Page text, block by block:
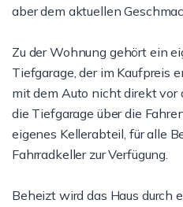
aber dem aktuellen
Zu der Wohnung gehört ein
Tiefgarage, der im Kaufpreis
mit dem Auto nicht direkt vor
die Tiefgarage über die
eigenes Kellerabteil, für alle
Fahrradkeller zur Verfügung.
Beheizt wird das Haus durch